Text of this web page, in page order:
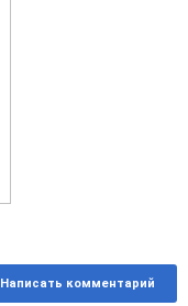
Написать комментарий